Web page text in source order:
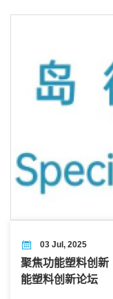
03 Jul, 2025
聚焦功能塑料创新
能塑料创新论坛